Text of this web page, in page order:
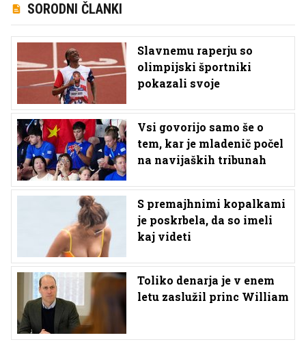
SORODNI ČLANKI
Slavnemu raperju so
olimpijski športniki
pokazali svoje
Vsi govorijo samo še o
tem, kar je mladenič počel
na navijaških tribunah
S premajhnimi kopalkami
je poskrbela, da so imeli
kaj videti
Toliko denarja je v enem
letu zaslužil princ William